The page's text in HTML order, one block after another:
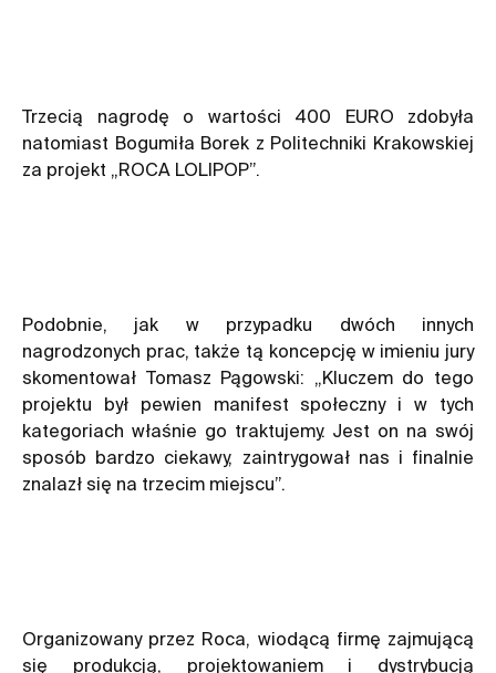
Trzecią nagrodę o wartości 400 EURO zdobyła
natomiast Bogumiła Borek z Politechniki Krakowskiej
za projekt „ROCA LOLIPOP”.
Podobnie, jak w przypadku dwóch innych
nagrodzonych prac, także tą koncepcję w imieniu jury
skomentował Tomasz Pągowski: „Kluczem do tego
projektu był pewien manifest społeczny i w tych
kategoriach właśnie go traktujemy. Jest on na swój
sposób bardzo ciekawy, zaintrygował nas i finalnie
znalazł się na trzecim miejscu”.
Organizowany przez Roca, wiodącą firmę zajmującą
się produkcją, projektowaniem i dystrybucją